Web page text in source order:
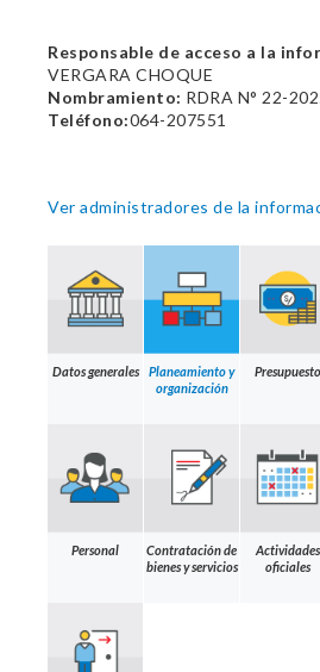
Responsable de acceso a la
VERGARA CHOQUE
Nombramiento: RDRA N° 22-
Teléfono:064-207551
Ver administradores de la
Datos generales
Planeamiento y
organización
Presupuesto
Personal
Contratación de
bienes y servicios
Actividades
oficiales